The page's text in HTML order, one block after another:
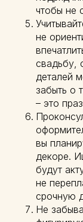
чтобы не
не
свадьбу,
деталей
забыть о
– это
вы
декоре.
будут
не
срочную
Не